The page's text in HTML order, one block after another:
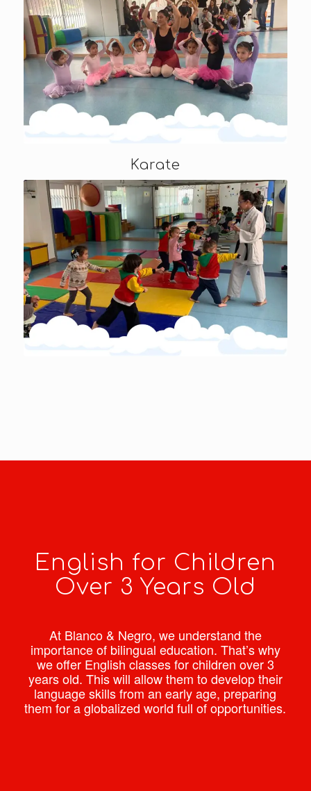
Karate
English for Children
Over 3 Years Old
At Blanco & Negro, we understand the
importance of bilingual education. That’s why
we offer English classes for children over 3
years old. This will allow them to develop their
language skills from an early age, preparing
them for a globalized world full of opportunities.